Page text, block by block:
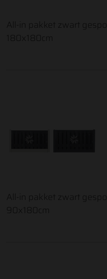
All-in pakket zwart
180x180cm
All-in pakket zwart
90x180cm